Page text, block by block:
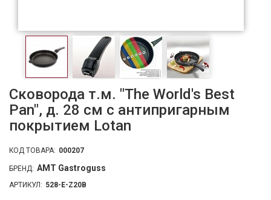
Сковорода т.м. "The World's Best
Pan", д. 28 см с антипригарным
покрытием Lotan
КОД ТОВАРА: 000207
БРЕНД: AMT Gastroguss
АРТИКУЛ: 528-E-Z20B